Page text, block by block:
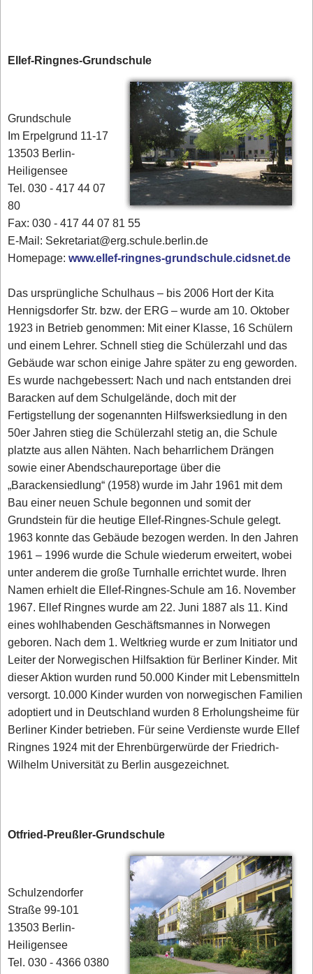
Ellef-Ringnes-Grundschule
Grundschule
Im Erpelgrund 11-17
13503 Berlin-
Heiligensee
Tel. 030 - 417 44 07
80‎
Fax: 030 - 417 44 07 81 55
E-Mail: Sekretariat@erg.schule.berlin.de
Homepage:www.ellef-ringnes-grundschule.cidsnet.de
Das ursprüngliche Schulhaus – bis 2006 Hort der Kita
Hennigsdorfer Str. bzw. der ERG – wurde am 10. Oktober
1923 in Betrieb genommen: Mit einer Klasse, 16 Schülern
und einem Lehrer. Schnell stieg die Schülerzahl und das
Gebäude war schon einige Jahre später zu eng geworden.
Es wurde nachgebessert: Nach und nach entstanden drei
Baracken auf dem Schulgelände, doch mit der
Fertigstellung der sogenannten Hilfswerksiedlung in den
50er Jahren stieg die Schülerzahl stetig an, die Schule
platzte aus allen Nähten. Nach beharrlichem Drängen
sowie einer Abendschaureportage über die
„Barackensiedlung“ (1958) wurde im Jahr 1961 mit dem
Bau einer neuen Schule begonnen und somit der
Grundstein für die heutige Ellef-Ringnes-Schule gelegt.
1963 konnte das Gebäude bezogen werden. In den Jahren
1961 – 1996 wurde die Schule wiederum erweitert, wobei
unter anderem die große Turnhalle errichtet wurde. Ihren
Namen erhielt die Ellef-Ringnes-Schule am 16. November
1967. Ellef Ringnes wurde am 22. Juni 1887 als 11. Kind
eines wohlhabenden Geschäftsmannes in Norwegen
geboren. Nach dem 1. Weltkrieg wurde er zum Initiator und
Leiter der Norwegischen Hilfsaktion für Berliner Kinder. Mit
dieser Aktion wurden rund 50.000 Kinder mit Lebensmitteln
versorgt. 10.000 Kinder wurden von norwegischen Familien
adoptiert und in Deutschland wurden 8 Erholungsheime für
Berliner Kinder betrieben. Für seine Verdienste wurde Ellef
Ringnes 1924 mit der Ehrenbürgerwürde der Friedrich-
Wilhelm Universität zu Berlin ausgezeichnet.
Otfried-Preußler-Grundschule
Schulzendorfer
Straße 99-101
13503 Berlin-
Heiligensee
Tel. 030 - 4366 0380